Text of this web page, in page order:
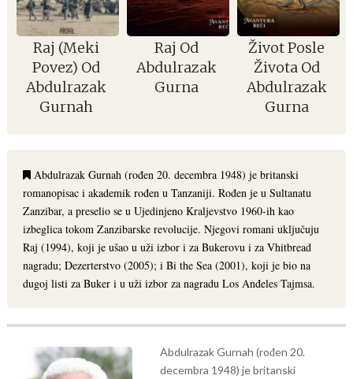
Raj (Meki
Povez) Od
Abdulrazak
Gurnah
Raj Od
Abdulrazak
Gurna
Život Posle
Života Od
Abdulrazak
Gurna
Abdulrazak Gurnah (rođen 20. decembra 1948) je britanski
romanopisac i akademik rođen u Tanzaniji. Rođen je u Sultanatu
Zanzibar, a preselio se u Ujedinjeno Kraljevstvo 1960-ih kao
izbeglica tokom Zanzibarske revolucije. Njegovi romani uključuju
Raj (1994), koji je ušao u uži izbor i za Bukerovu i za Vhitbread
nagradu; Dezerterstvo (2005); i Bi the Sea (2001), koji je bio na
dugoj listi za Buker i u uži izbor za nagradu Los Anđeles Tajmsa.
Abdulrazak Gurnah (rođen 20.
decembra 1948) je britanski